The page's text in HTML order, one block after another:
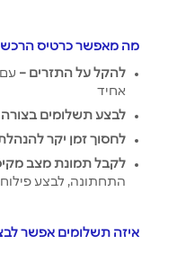
מה מאפשר כרטיס
להקל על התזרים –
אחיד
לבצע תשלומים בצורה
לחסוך זמן יקר
לקבל תמונת מצב
התחתונה, לבצע
איזה תשלומים אפשר